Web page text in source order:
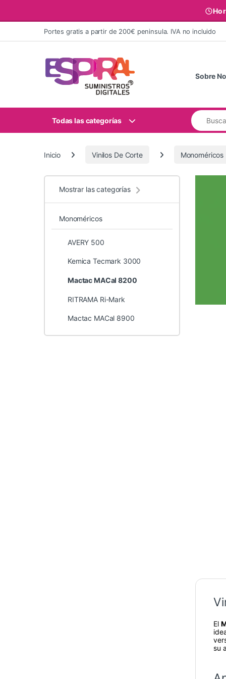
Ir al contenidoPortes gratis a partir de 200€ peninsula. IVA no incluido
Sobre
Todas las categorías
Buscar:
Inicio Vinilos De Corte Monoméricos
El
su
Mostrar las categorías
Monoméricos
AVERY 500
Kemica Tecmark 3000
Mactac MACal 8200
RITRAMA Ri-Mark
Mactac MACal 8900